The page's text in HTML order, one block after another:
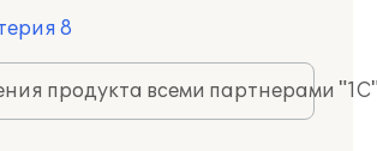
8
продукта всеми партнерами